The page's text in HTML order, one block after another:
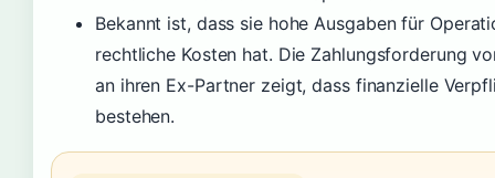
Bekannt ist, dass sie hohe Ausgaben für
rechtliche Kosten hat. Die Zahlungsforderung
an ihren Ex-Partner zeigt, dass finanzielle
bestehen.